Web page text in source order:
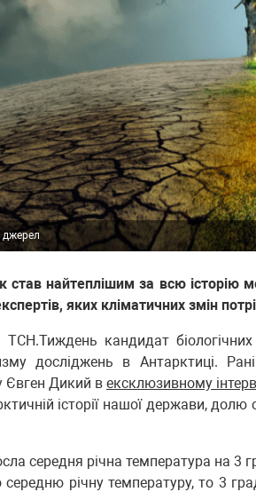
джерел
став найтеплішим за всю історію
яких кліматичних змін
кандидат
досліджень в Антарктиці.
Євген Дикий в ексклюзивному
історії нашої держави,
середня річна температура на
річну температуру, то 3